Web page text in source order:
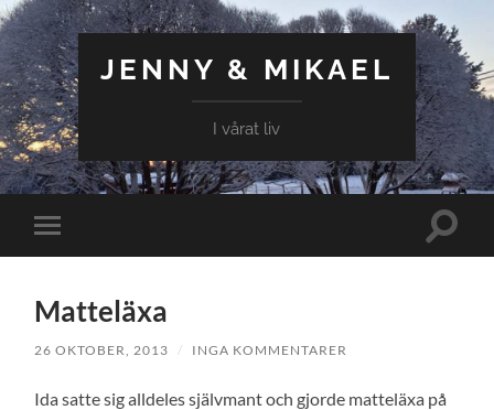
JENNY & MIKAEL
I vårat liv
Slå
på/av
Slå
Matteläxa
26 OKTOBER, 2013 / INGA KOMMENTARER
Ida satte sig alldeles självmant och gjorde matteläxa på